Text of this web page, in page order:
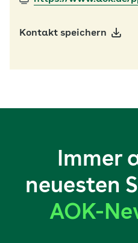
Kontakt speichern
Immer
neuesten
AOK-